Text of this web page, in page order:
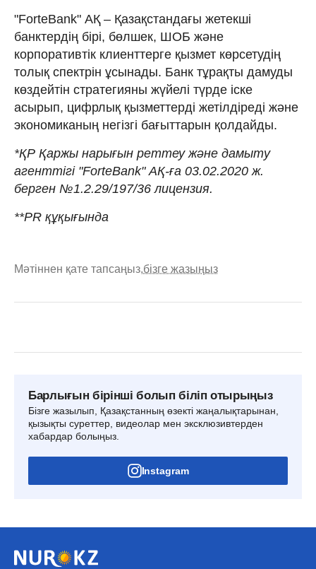
"ForteBank" АҚ – Қазақстандағы жетекші
банктердің бірі, бөлшек, ШОБ және
корпоративтік клиенттерге қызмет көрсетудің
толық спектрін ұсынады. Банк тұрақты дамуды
көздейтін стратегияны жүйелі түрде іске
асырып, цифрлық қызметтерді жетілдіреді және
экономиканың негізгі бағыттарын қолдайды.
*ҚР Қаржы нарығын реттеу және дамыту
агенттігі "ForteBank" АҚ-ға 03.02.2020 ж.
берген №1.2.29/197/36 лицензия.
**PR құқығында
Мәтіннен қате тапсаңыз,бізге жазыңыз
Барлығын бірінші болып біліп отырыңыз
Бізге жазылып, Қазақстанның өзекті жаңалықтарынан,
қызықты суреттер, видеолар мен эксклюзивтерден
хабардар болыңыз.
Instagram